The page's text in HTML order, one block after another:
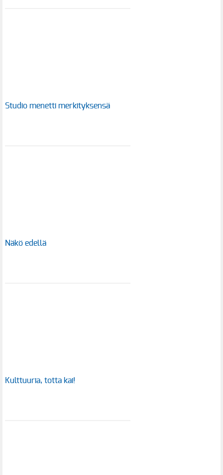
Studio menetti merkityksensä
Näkö edellä
Kulttuuria, totta kai!